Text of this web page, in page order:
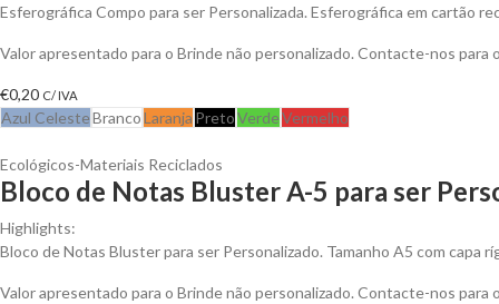
Esferográfica Compo para ser Personalizada. Esferográfica em cartão
Valor apresentado para o Brinde não personalizado. Contacte-nos
€0,20 C/ IVA
Azul CelesteBrancoLaranja PretoVerdeVermelho
Ecológicos-Materiais Reciclados
Bloco de Notas Bluster A-5 para ser
Highlights:
Bloco de Notas Bluster para ser Personalizado. Tamanho A5 com capa
Valor apresentado para o Brinde não personalizado. Contacte-nos